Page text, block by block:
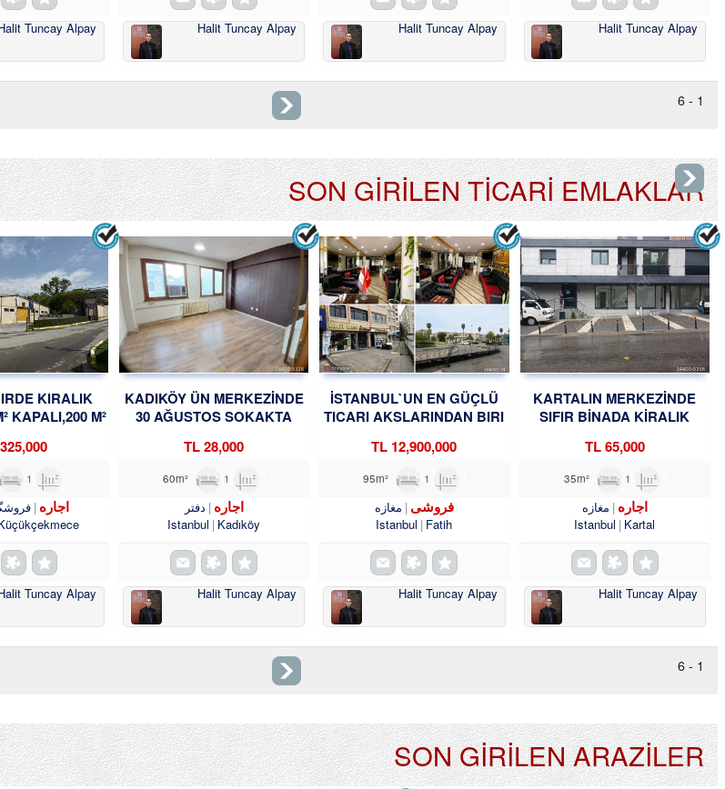
Halit Tuncay Alpay
Halit Tuncay Alpay
Halit Tuncay Alpay
Tuncay Alpay
1 - 6
SON GİRİLEN TİCARİ EMLAKLAR
KARTALIN MERKEZİNDE
SIFIR BİNADA KİRALIK
TROYKADAN.
65,000 TL
1
اجاره مغازه
Istanbul Kartal
Halit Tuncay Alpay
İSTANBUL`UN EN GÜÇLÜ
TICARI AKSLARINDAN BIRI
ÜZERINDE, HISTORIA AVM
KARŞISINDA
12,900,000 TL
1
فروشی مغازه
Istanbul Fatih
Halit Tuncay Alpay
KADIKÖY ÜN MERKEZİNDE
30 AĞUSTOS SOKAKTA
UYGUN 1+1 KİRALIK
TROYKADAN
28,000 TL
1
اجاره دفتر
Istanbul Kadıköy
Halit Tuncay Alpay
KIRALIK
KAPALI,200 M²
325,000 TL
1
اجاره
Tuncay Alpay
1 - 6
SON GİRİLEN ARAZİLER